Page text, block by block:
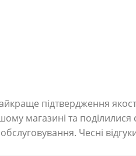
підтвердження
магазині та поділилися
Чесні